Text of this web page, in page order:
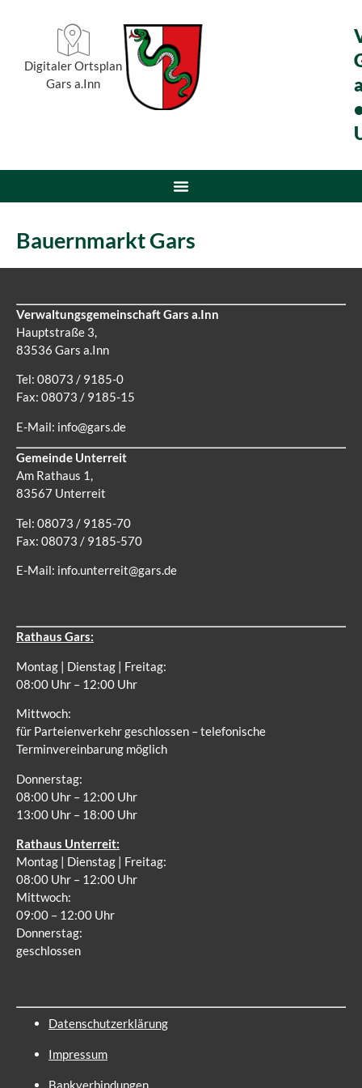
Digitaler Ortsplan
Gars a.Inn
Bauernmarkt Gars
Verwaltungsgemeinschaft Gars a.Inn
Hauptstraße 3,
83536 Gars a.Inn
Tel: 08073 / 9185-0
Fax: 08073 / 9185-15
E-Mail: info@gars.de
Gemeinde Unterreit
Am Rathaus 1,
83567 Unterreit
Tel: 08073 / 9185-70
Fax: 08073 / 9185-570
E-Mail: info.unterreit@gars.de
Rathaus Gars:
Montag | Dienstag | Freitag:
08:00 Uhr – 12:00 Uhr
Mittwoch:
für Parteienverkehr geschlossen – telefonische
Terminvereinbarung möglich
Donnerstag:
08:00 Uhr – 12:00 Uhr
13:00 Uhr – 18:00 Uhr
Rathaus Unterreit:
Montag | Dienstag | Freitag:
08:00 Uhr – 12:00 Uhr
Mittwoch:
09:00 – 12:00 Uhr
Donnerstag:
geschlossen
Datenschutzerklärung
Impressum
Bankverbindungen